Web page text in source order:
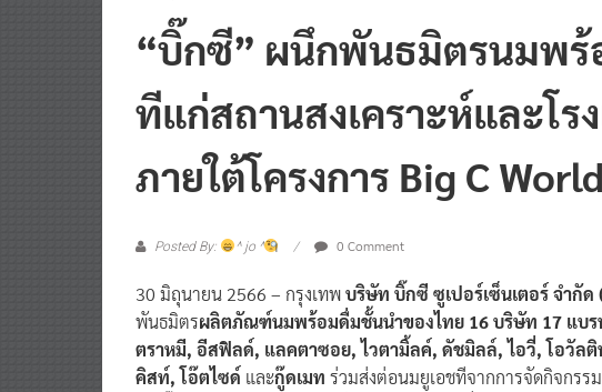
“บิ๊กซี” ผนึกพันธมิตรนมพร้
ทีแก่สถานสงเคราะห์และโร
ภายใต้โครงการ Big C
Posted By: ^ jo ^ 0 Comment
30 มิถุนายน 2566 – กรุงเทพบริษัท บิ๊กซี ซูเปอร์เซ็นเตอร์ จำกัด
พันธมิตรผลิตภัณฑ์นมพร้อมดื่มชั้นนำของไทย 16 บริษัท 17 แบร
ตราหมี, อีสฟิลด์, แลคตาซอย, ไวตามิ้ลค์, ดัชมิลล์, ไอวี่, โอวัล
คิสท์, โอ๊ตไซด์ และกู๊ดเมท ร่วมส่งต่อนมยูเอชทีจากการจัดกิจกรรม